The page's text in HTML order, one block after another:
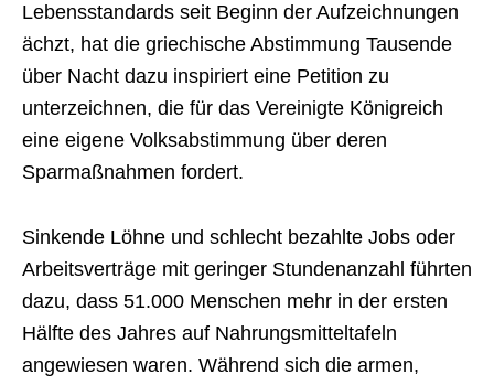
Lebensstandards seit Beginn der Aufzeichnungen
ächzt, hat die griechische Abstimmung Tausende
über Nacht dazu inspiriert eine Petition zu
unterzeichnen, die für das Vereinigte Königreich
eine eigene Volksabstimmung über deren
Sparmaßnahmen fordert.
Sinkende Löhne und schlecht bezahlte Jobs oder
Arbeitsverträge mit geringer Stundenanzahl führten
dazu, dass 51.000 Menschen mehr in der ersten
Hälfte des Jahres auf Nahrungsmitteltafeln
angewiesen waren. Während sich die armen,